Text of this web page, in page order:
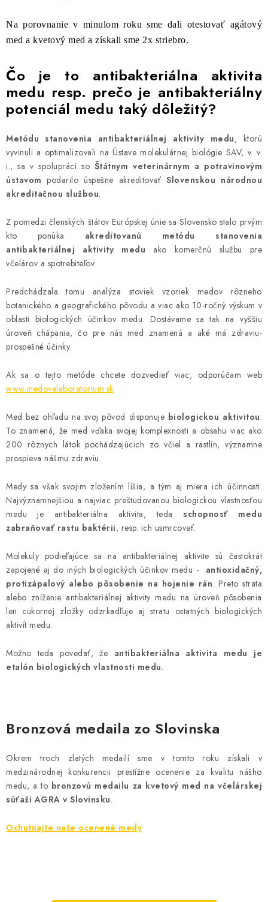
LITERATÚRA - KNIHY
AKCIE A ZĽAVY
NOVINKY
ČOKOLÁDA
VÝŽIVOVÉ DOPLNKY
Kamenná predajňa Náš príbeh
Kontakty
Doprava a platba
Najčastejšie otázky FAQ
Fotogaléria
Obchodné podmienky
Ochrana osobných údajov
Vrátenie tovaru, výmena a reklamácie
Na porovnanie v minulom roku sme dali otestovať agátový
med a kvetový med a získali sme 2x striebro.
Čo je to antibakteriálna aktivita
medu resp. prečo je antibakteriálny
potenciál medu taký dôležitý?
Metódu stanovenia antibakteriálnej aktivity medu, ktorú
vyvinuli a optimalizovali na Ústave molekulárnej biológie SAV, v. v.
i., sa v spolupráci so Štátnym veterinárnym a potravinovým
ústavom podarilo úspešne akreditovaťSlovenskou národnou
akreditačnou službou.
Z pomedzi členských štátov Európskej únie sa Slovensko stalo prvým
kto ponúka akreditovanú metódu stanovenia
antibakteriálnej aktivity medu ako komerčnú službu pre
včelárov a spotrebiteľov.
Predchádzala tomu analýza stoviek vzoriek medov rôzneho
botanického a geografického pôvodu a viac ako 10-ročný výskum v
oblasti biologických účinkov medu. Dostávame sa tak na vyššiu
úroveň chápania, čo pre nás med znamená a aké má zdraviu-
prospešné účinky.
Ak sa o tejto metóde chcete dozvedieť viac, odporúčam web
www.medovelaboratorium.sk
Med bez ohľadu na svoj pôvod disponuje biologickou aktivitou.
To znamená, že med vďaka svojej komplexnosti a obsahu viac ako
200 rôznych látok pochádzajúcich zo včiel a rastlín, významne
prospieva nášmu zdraviu.
Medy sa však svojim zložením líšia, a tým aj miera ich účinnosti.
Najvýznamnejšiou a najviac preštudovanou biologickou vlastnosťou
medu je antibakteriálna aktivita, tedaschopnosť medu
zabraňovať rastu baktérii, resp. ich usmrcovať.
Molekuly podieľajúce sa na antibakteriálnej aktivite sú častokrát
zapojené aj do iných biologických účinkov medu - antioxidačný,
protizápalový alebo pôsobenie na hojenie rán. Preto strata
alebo zníženie antibakteriálnej aktivity medu na úroveň pôsobenia
len cukornej zložky odzrkadľuje aj stratu ostatných biologických
aktivít medu.
Možno teda povedať, že antibakteriálna aktivita medu je
etalón biologických vlastnosti medu.
Bronzová medaila zo Slovinska
Okrem troch zlatých medailí sme v tomto roku získali v
medzinárodnej konkurencii prestížne ocenenie za kvalitu nášho
medu, a to bronzovú medailu za kvetový med na včelárskej
súťaži AGRA v Slovinsku.
Ochutnajte naše ocenené medy